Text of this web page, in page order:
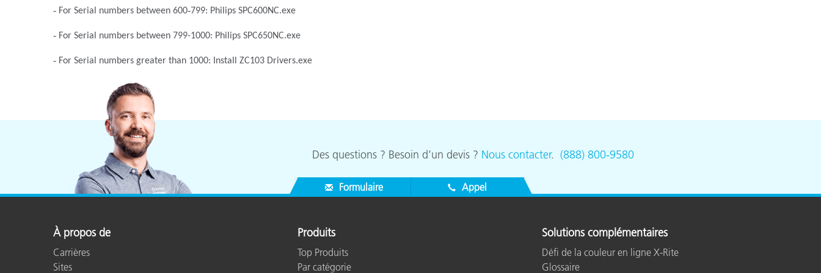
Plastiques
Cosmétiques
‐ For Serial numbers between 600‐799: Philips SPC600NC.exe
‐ For Serial numbers between 799-1000: Philips SPC650NC.exe
‐ For Serial numbers greater than 1000: Install ZC103 Drivers.exe
Des questions ? Besoin d’un devis ? Nous contacter. (888) 800-9580
Formulaire Appel
À propos de
Carrières
Sites
Produits
Top Produits
Par catégorie
Solutions complémentaires
Défi de la couleur en ligne X-Rite
Glossaire